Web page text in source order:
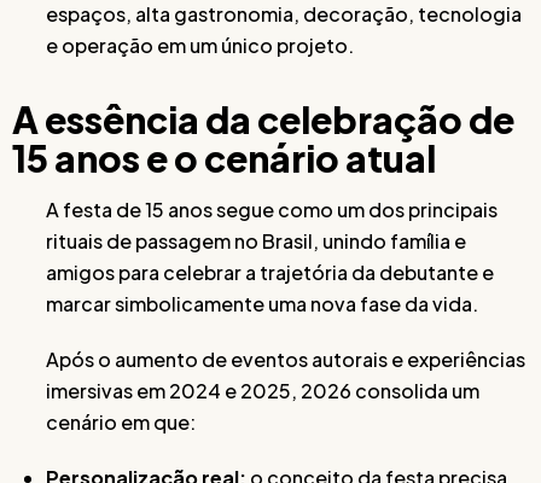
espaços, alta gastronomia, decoração, tecnologia
e operação em um único projeto.
A essência da celebração de
15 anos e o cenário atual
A festa de 15 anos segue como um dos principais
rituais de passagem no Brasil, unindo família e
amigos para celebrar a trajetória da debutante e
marcar simbolicamente uma nova fase da vida.
Após o aumento de eventos autorais e experiências
imersivas em 2024 e 2025, 2026 consolida um
cenário em que:
Personalização real: o conceito da festa precisa